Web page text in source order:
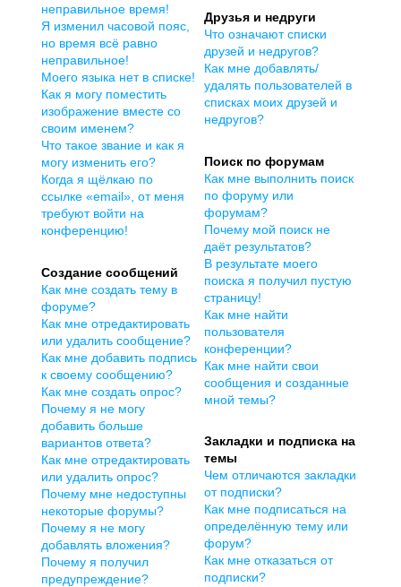
неправильное время!
Я изменил часовой пояс,
но время всё равно
неправильное!
Моего языка нет в списке!
Как я могу поместить
изображение вместе со
своим именем?
Что такое звание и как я
могу изменить его?
Когда я щёлкаю по
ссылке «email», от меня
требуют войти на
конференцию!
Создание сообщений
Как мне создать тему в
форуме?
Как мне отредактировать
или удалить сообщение?
Как мне добавить подпись
к своему сообщению?
Как мне создать опрос?
Почему я не могу
добавить больше
вариантов ответа?
Как мне отредактировать
или удалить опрос?
Почему мне недоступны
некоторые форумы?
Почему я не могу
добавлять вложения?
Почему я получил
предупреждение?
Друзья и недруги
Что означают списки
друзей и недругов?
Как мне добавлять/
удалять пользователей в
списках моих друзей и
недругов?
Поиск по форумам
Как мне выполнить поиск
по форуму или
форумам?
Почему мой поиск не
даёт результатов?
В результате моего
поиска я получил пустую
страницу!
Как мне найти
пользователя
конференции?
Как мне найти свои
сообщения и созданные
мной темы?
Закладки и подписка на
темы
Чем отличаются закладки
от подписки?
Как мне подписаться на
определённую тему или
форум?
Как мне отказаться от
подписки?